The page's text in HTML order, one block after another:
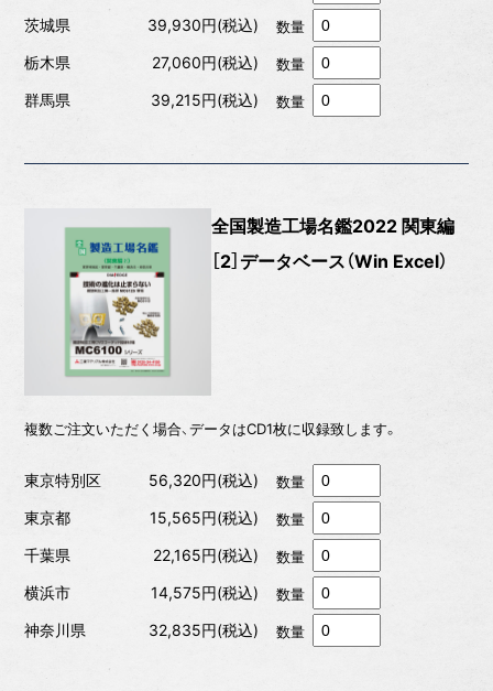
茨城県 39,930円(税込) 数量
栃木県 27,060円(税込) 数量
群馬県 39,215円(税込) 数量
全国製造工場名鑑2022 関東編
［2］データベース（Win Excel）
複数ご注文いただく場合、データはCD1枚に収録致します。
東京特別区 56,320円(税込) 数量
東京都 15,565円(税込) 数量
千葉県 22,165円(税込) 数量
横浜市 14,575円(税込) 数量
神奈川県 32,835円(税込) 数量